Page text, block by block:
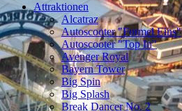
Attraktionen
Alcatraz
Autoscooter "Formel Eins"
Autoscooter "Top In"
Avenger Royal
Bayern Tower
Big Spin
Big Splash
Break Dancer No. 2